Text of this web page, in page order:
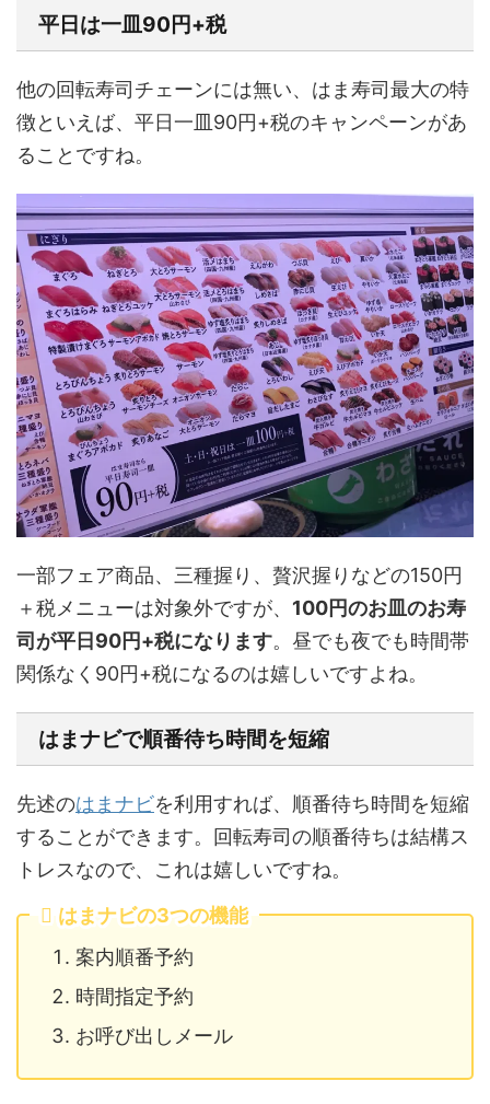
平日は一皿90円+税
他の回転寿司チェーンには無い、はま寿司最大の特
徴といえば、平日一皿90円+税のキャンペーンがあ
ることですね。
一部フェア商品、三種握り、贅沢握りなどの150円
＋税メニューは対象外ですが、 100円のお皿のお寿
司が平日90円+税になります。昼でも夜でも時間帯
関係なく90円+税になるのは嬉しいですよね。
はまナビで順番待ち時間を短縮
先述のはまナビを利用すれば、順番待ち時間を短縮
することができます。回転寿司の順番待ちは結構ス
トレスなので、これは嬉しいですね。
はまナビの3つの機能
案内順番予約
時間指定予約
お呼び出しメール